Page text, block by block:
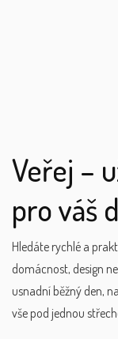
Veřej –
pro váš
Hledáte rychlé a
domácnost, design
usnadní běžný den,
vše pod jednou